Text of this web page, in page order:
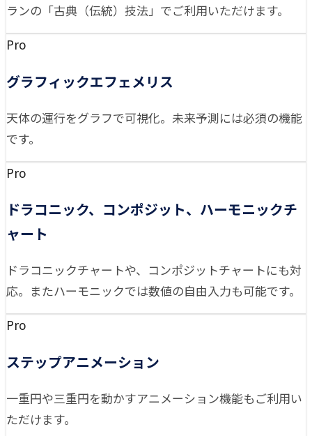
ランの「古典（伝統）技法」でご利用いただけます。
Pro
グラフィックエフェメリス
天体の運行をグラフで可視化。未来予測には必須の機能
です。
Pro
ドラコニック、コンポジット、ハーモニックチ
ャート
ドラコニックチャートや、コンポジットチャートにも対
応。またハーモニックでは数値の自由入力も可能です。
Pro
ステップアニメーション
一重円や三重円を動かすアニメーション機能もご利用い
ただけます。